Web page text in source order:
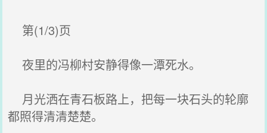
第(1/3)页
夜里的冯柳村安静得像一潭死水。
月光洒在青石板路上，把每一块石头的轮廓
都照得清清楚楚。